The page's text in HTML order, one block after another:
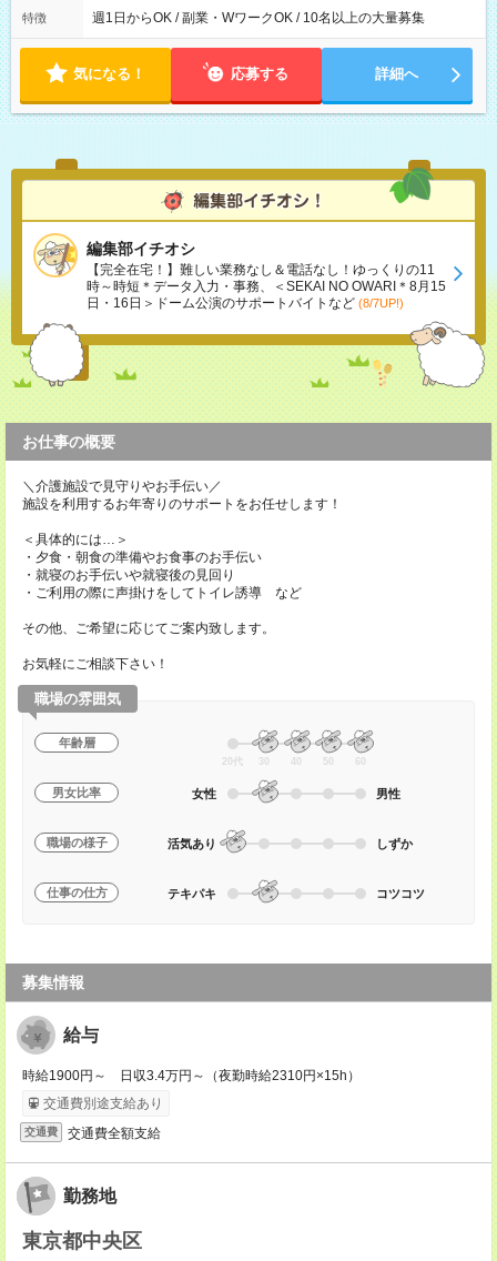
特徴 週1日からOK / 副業・WワークOK / 10名以上の大量募集
気になる！ 応募する 詳細へ
編集部イチオシ
【完全在宅！】難しい業務なし＆電話なし！ゆっくりの11
時～時短＊データ入力・事務、＜SEKAI NO OWARI＊8月15
日・16日＞ドーム公演のサポートバイトなど (8/7UP!)
お仕事の概要
＼介護施設で見守りやお手伝い／
施設を利用するお年寄りのサポートをお任せします！
＜具体的には…＞
・夕食・朝食の準備やお食事のお手伝い
・就寝のお手伝いや就寝後の見回り
・ご利用の際に声掛けをしてトイレ誘導 など
その他、ご希望に応じてご案内致します。
お気軽にご相談下さい！
職場の雰囲気
年齢層
20代 30 40 50 60
男女比率 女性 男性
職場の様子 活気あり しずか
仕事の仕方 テキパキ コツコツ
募集情報
給与
時給1900円～ 日収3.4万円～（夜勤時給2310円×15h）
交通費別途支給あり
交通費 交通費全額支給
勤務地
東京都中央区